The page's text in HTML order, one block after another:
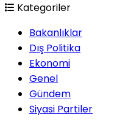
Kategoriler
Bakanlıklar
Dış Politika
Ekonomi
Genel
Gündem
Siyasi Partiler